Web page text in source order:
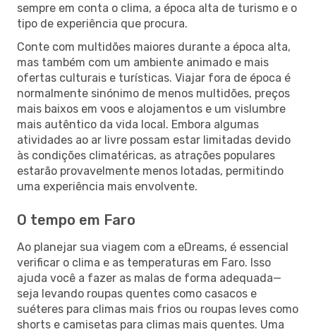
sempre em conta o clima, a época alta de turismo e o
tipo de experiência que procura.
Conte com multidões maiores durante a época alta,
mas também com um ambiente animado e mais
ofertas culturais e turísticas. Viajar fora de época é
normalmente sinónimo de menos multidões, preços
mais baixos em voos e alojamentos e um vislumbre
mais autêntico da vida local. Embora algumas
atividades ao ar livre possam estar limitadas devido
às condições climatéricas, as atrações populares
estarão provavelmente menos lotadas, permitindo
uma experiência mais envolvente.
O tempo em Faro
Ao planejar sua viagem com a eDreams, é essencial
verificar o clima e as temperaturas em Faro. Isso
ajuda você a fazer as malas de forma adequada—
seja levando roupas quentes como casacos e
suéteres para climas mais frios ou roupas leves como
shorts e camisetas para climas mais quentes. Uma